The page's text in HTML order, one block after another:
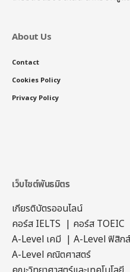
About Us
Contact
Cookies Policy
Privacy Policy
เว็บไซต์พันธมิตร
เกียรติบัตรออนไลน์
คอร์ส IELTS | คอร์ส TOEIC
A-Level เคมี | A-Level ฟิสิกส์
A-Level คณิตศาสตร์